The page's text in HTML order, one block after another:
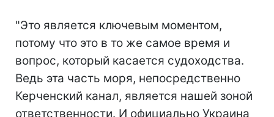
"Это является ключевым моментом,
потому что это в то же самое время и
вопрос, который касается судоходства.
Ведь эта часть моря, непосредственно
Керченский канал, является нашей зоной
ответственности. И официально Украина